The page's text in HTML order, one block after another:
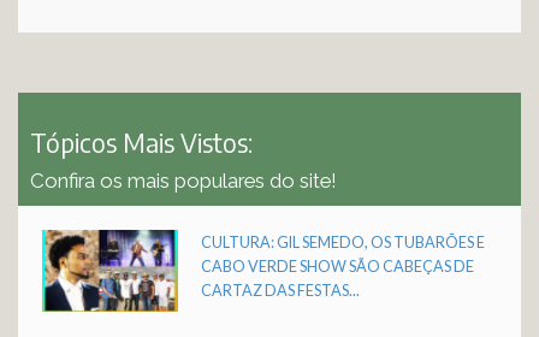
Tópicos Mais Vistos:
Confira os mais populares do site!
CULTURA: GIL SEMEDO, OS TUBARÕES E
CABO VERDE SHOW SÃO CABEÇAS DE
CARTAZ DAS FESTAS...